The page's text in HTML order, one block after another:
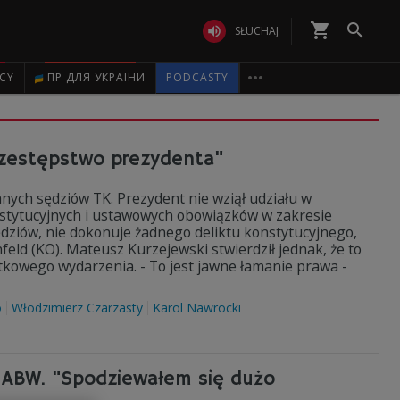
 SŁUCHAJ shopping_cart 
ПР ДЛЯ УКРАЇНИ PODCASTY 
prezydenta"
sędziów TK. Prezydent nie wziął udziału w
i ustawowych obowiązków w zakresie
nie dokonuje żadnego deliktu konstytucyjnego,
(KO). Mateusz Kurzejewski stwierdził jednak, że to
wydarzenia. - To jest jawne łamanie prawa -
Włodzimierz Czarzasty Karol Nawrocki
"Spodziewałem się dużo